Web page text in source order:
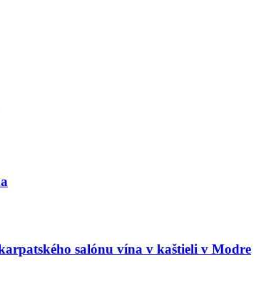
salónu vína v kaštieli v Modre